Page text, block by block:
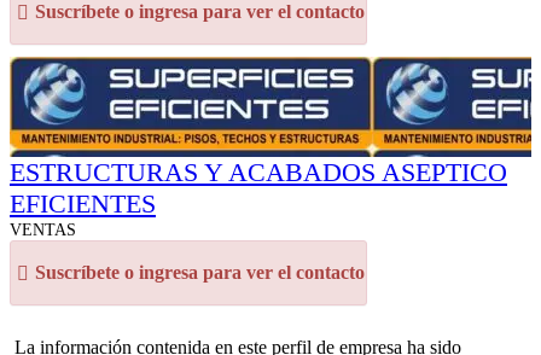
Suscríbete o ingresa para ver el contacto
ESTRUCTURAS Y ACABADOS ASEPTICO
EFICIENTES
VENTAS
Suscríbete o ingresa para ver el contacto
La información contenida en este perfil de empresa ha sido